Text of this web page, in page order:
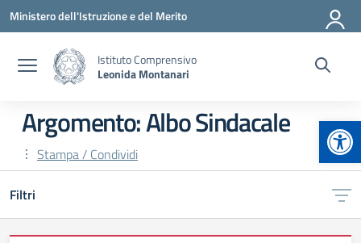
Vai ai contenuti
Vai al menu di navigazione
Vai al footer
Ministero dell'Istruzione e del Merito
Istituto Comprensivo
Leonida Montanari
Argomento: Albo Sindacale
Stampa / Condividi
Filtri